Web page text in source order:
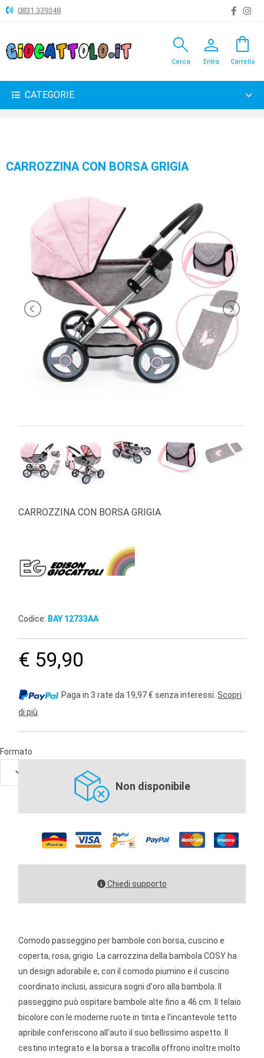
ANIMALI
BAMBOLE
PELUCHE-
GADGET
INFANZIA
PUZZLE
VALIGERIA-
0831 339348
search
Cerca
person
Entra
shopping_bag
Carrello
CATEGORIE
CARROZZINA CON BORSA GRIGIA
CARROZZINA CON BORSA GRIGIA
Codice: BAY 12733AA
€ 59,90
Paga in 3 rate da 19,97 € senza interessi.Scopri
di più
Formato
Non disponibile
Chiedi supporto
Comodo passeggino per bambole con borsa, cuscino e
coperta, rosa, grigio. La carrozzina della bambola COSY ha
un design adorabile e, con il comodo piumino e il cuscino
coordinato inclusi, assicura sogni d'oro alla bambola. Il
passeggino può ospitare bambole alte fino a 46 cm. Il telaio
bicolore con le moderne ruote in tinta e l'incantevole tetto
apribile conferiscono all'auto il suo bellissimo aspetto. Il
cestino integrato e la borsa a tracolla offrono inoltre molto